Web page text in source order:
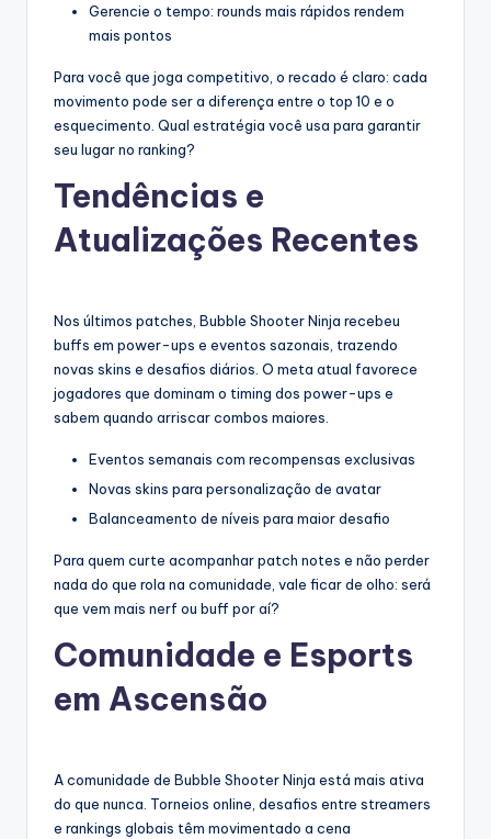
Gerencie o tempo: rounds mais rápidos rendem
mais pontos
Para você que joga competitivo, o recado é claro: cada
movimento pode ser a diferença entre o top 10 e o
esquecimento. Qual estratégia você usa para garantir
seu lugar no ranking?
Tendências e
Atualizações Recentes
Nos últimos patches, Bubble Shooter Ninja recebeu
buffs em power-ups e eventos sazonais, trazendo
novas skins e desafios diários. O meta atual favorece
jogadores que dominam o timing dos power-ups e
sabem quando arriscar combos maiores.
Eventos semanais com recompensas exclusivas
Novas skins para personalização de avatar
Balanceamento de níveis para maior desafio
Para quem curte acompanhar patch notes e não perder
nada do que rola na comunidade, vale ficar de olho: será
que vem mais nerf ou buff por aí?
Comunidade e Esports
em Ascensão
A comunidade de Bubble Shooter Ninja está mais ativa
do que nunca. Torneios online, desafios entre streamers
e rankings globais têm movimentado a cena